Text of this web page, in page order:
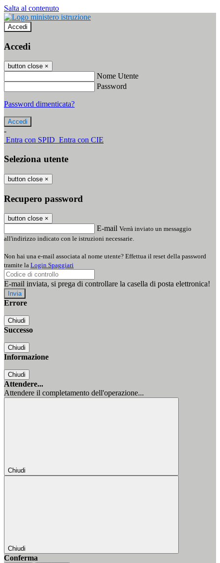
Salta al contenuto
Accedi
Accedi
button close ×
Nome Utente
Password
Password dimenticata?
-
Entra con SPID Entra con CIE
Seleziona utente
button close ×
Recupero password
button close ×
E-mail Verrà inviato un messaggio
all'indirizzo indicato con le istruzioni necessarie.
Non hai una e-mail associata al nome utente? Effettua il reset della password
tramite la Login Spaggiari
E-mail inviata, si prega di controllare la casella di posta elettronica!
Errore
Chiudi
Successo
Chiudi
Informazione
Chiudi
Attendere...
Attendere il completamento dell'operazione...
Chiudi
Chiudi
Conferma